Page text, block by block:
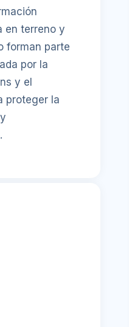
en terreno y
forman parte
por la
y el
proteger la